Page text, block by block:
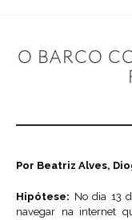
O BARCO
Por Beatriz Alves,
Hipótese: No dia 13
navegar na internet